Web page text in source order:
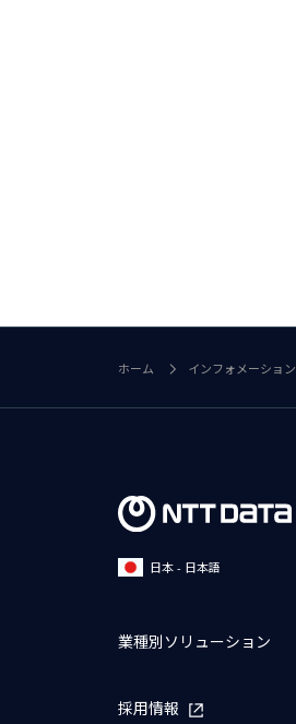
ホーム インフォメーション
日本 - 日本語
業種別ソリューション
採用情報